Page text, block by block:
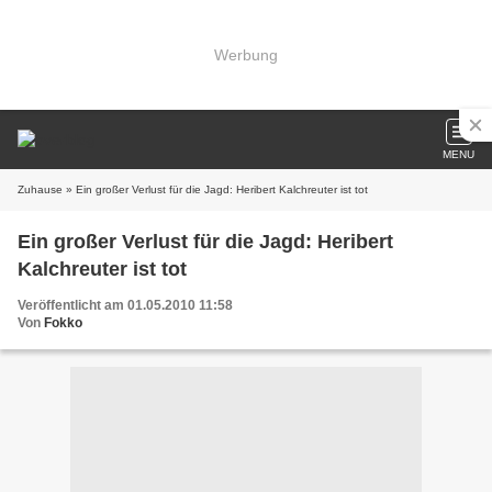
Werbung
MENU
Zuhause » Ein großer Verlust für die Jagd: Heribert Kalchreuter ist tot
Ein großer Verlust für die Jagd: Heribert
Kalchreuter ist tot
Veröffentlicht am 01.05.2010 11:58
Von Fokko